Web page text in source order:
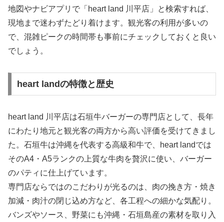
地図やナビアプリで「heart land 川平店」と検索すれば、
現地まで迷わずたどり着けます。観光客の利用が多いの
で、混雑ピークの時間帯も事前にチェックしておくと良い
でしょう。
heart landの特徴と歴史
heart land 川平店は石垣牛バーガーの専門店として、長年
にわたり地元と観光客の両方から高い評価を受けてきまし
た。石垣牛は沖縄を代表する高級和牛で、heart landでは
そのA4・A5ランクの上質な牛肉を贅沢に使い、バーガー
のパティに仕上げています。
専門店ならではのこだわりが光るのは、肉の挽き方・焼き
加減・肉汁の閉じ込め方など、各工程への細かな気配り。
バンズやソース、野菜にも沖縄・石垣島産の素材を取り入